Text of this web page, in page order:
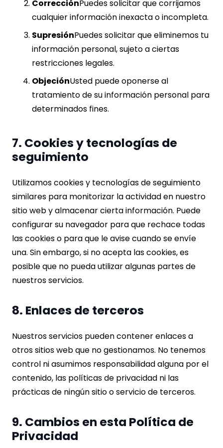
CorrecciónPuedes solicitar que corrijamos
cualquier información inexacta o incompleta.
SupresiónPuedes solicitar que eliminemos tu
información personal, sujeto a ciertas
restricciones legales.
ObjeciónUsted puede oponerse al
tratamiento de su información personal para
determinados fines.
7. Cookies y tecnologías de
seguimiento
Utilizamos cookies y tecnologías de seguimiento
similares para monitorizar la actividad en nuestro
sitio web y almacenar cierta información. Puede
configurar su navegador para que rechace todas
las cookies o para que le avise cuando se envíe
una. Sin embargo, si no acepta las cookies, es
posible que no pueda utilizar algunas partes de
nuestros servicios.
8. Enlaces de terceros
Nuestros servicios pueden contener enlaces a
otros sitios web que no gestionamos. No tenemos
control ni asumimos responsabilidad alguna por el
contenido, las políticas de privacidad ni las
prácticas de ningún sitio o servicio de terceros.
9. Cambios en esta Política de
Privacidad